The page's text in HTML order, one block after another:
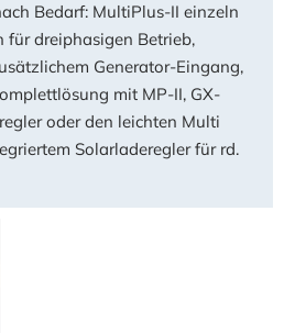
Bedarf: MultiPlus-II einzeln
für dreiphasigen Betrieb,
Generator-Eingang,
mit MP-II, GX-
oder den leichten Multi
Solarladeregler für rd.